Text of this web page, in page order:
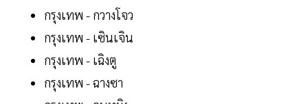
กรุงเทพ - กวางโจว
กรุงเทพ - เซินเจิน
กรุงเทพ - เฉิงตู
กรุงเทพ - ฉางซา